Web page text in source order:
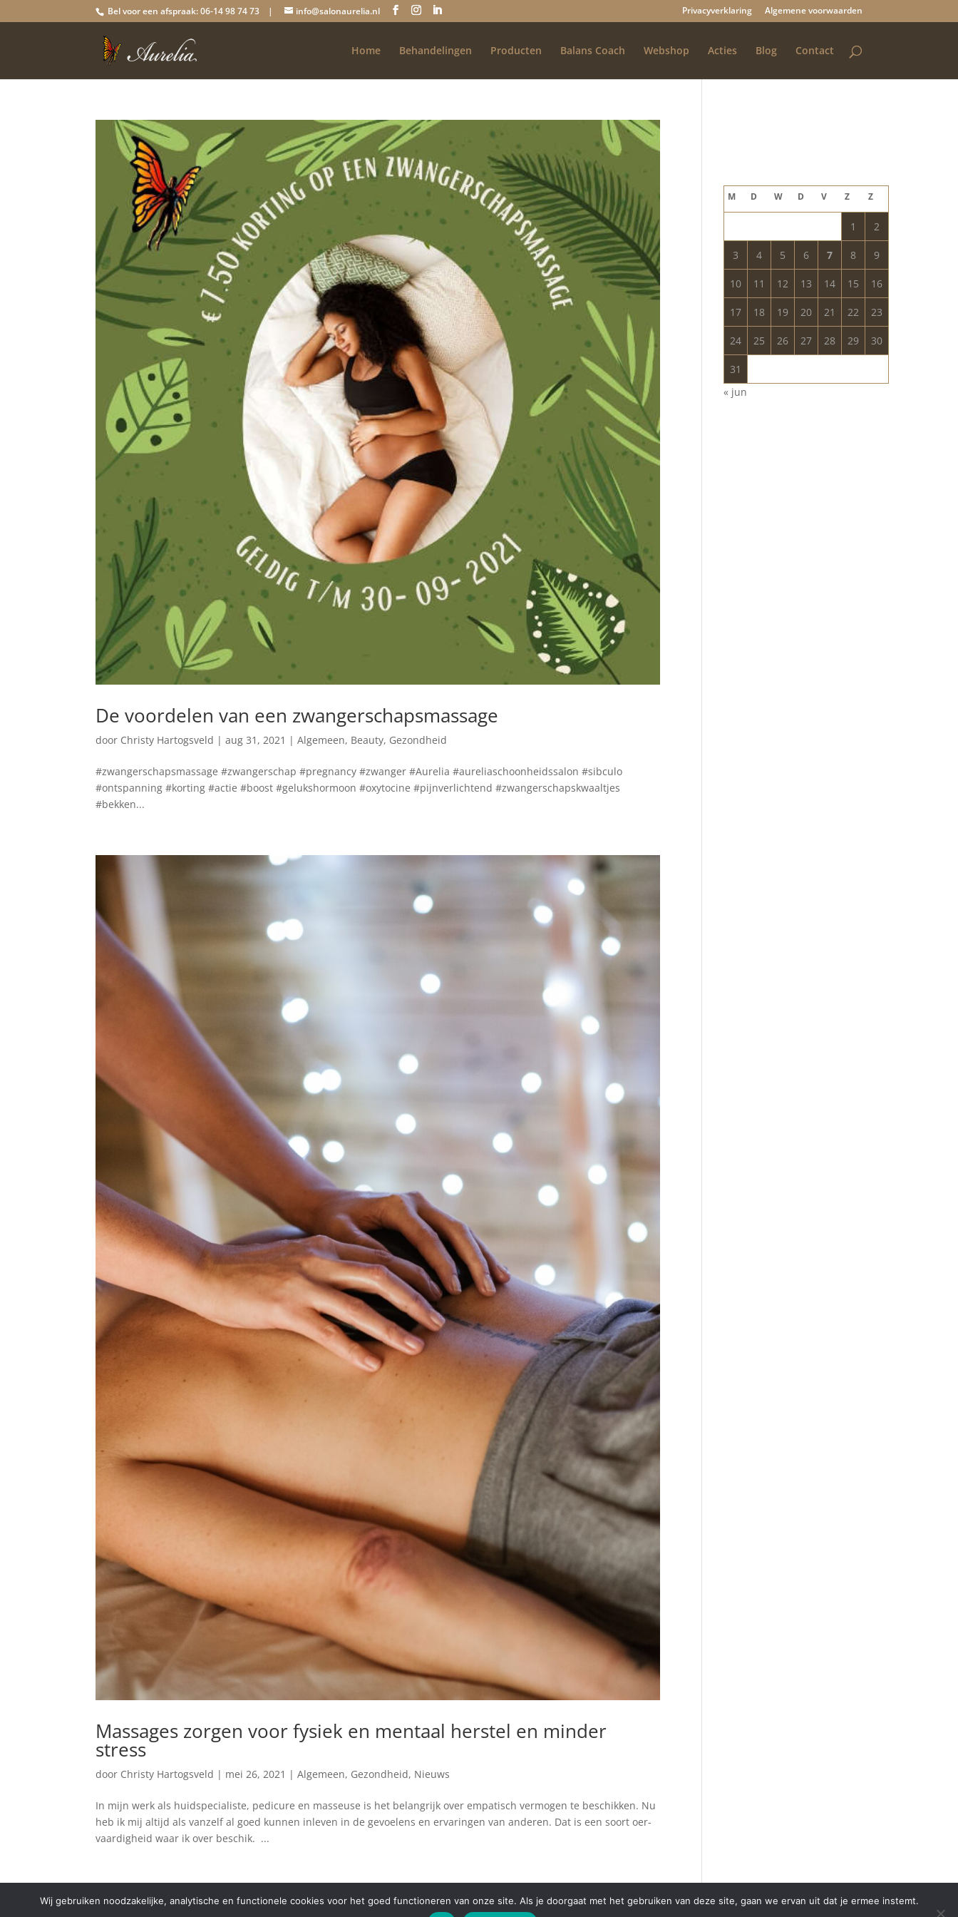
Bel voor een afspraak: 06-14 98 74 73 | info@salonaurelia.nl Privacyverklaring Algemene voorwaarden
Home Behandelingen Producten Balans Coach Webshop Acties Blog Contact
De voordelen van een zwangerschapsmassage
door Christy Hartogsveld |aug 31, 2021 |Algemeen, Beauty, Gezondheid
#zwangerschapsmassage #zwangerschap #pregnancy #zwanger #Aurelia #aureliaschoonheidssalon #sibculo
#ontspanning #korting #actie #boost #gelukshormoon #oxytocine #pijnverlichtend #zwangerschapskwaaltjes
#bekken...
Massages zorgen voor fysiek en mentaal herstel en minder
stress
door Christy Hartogsveld | mei 26, 2021 |Algemeen, Gezondheid, Nieuws
In mijn werk als huidspecialiste, pedicure en masseuse is het belangrijk over empatisch vermogen te beschikken. Nu
heb ik mij altijd als vanzelf al goed kunnen inleven in de gevoelens en ervaringen van anderen. Dat is een soort oer-
vaardigheid waar ik over beschik. ...
M D W D V Z Z
1 2
3 4 5 6 7 8 9
10 11 12 13 14 15 16
17 18 19 20 21 22 23
24 25 26 27 28 29 30
31
« jun
Wij gebruiken noodzakelijke, analytische en functionele cookies voor het goed functioneren van onze site. Als je doorgaat met het gebruiken van deze site, gaan we ervan uit dat je ermee instemt.